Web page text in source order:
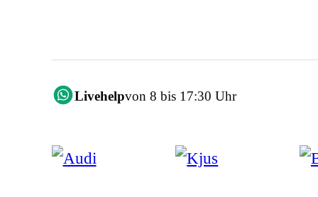
Livehelpvon 8 bis 17:30 Uhr